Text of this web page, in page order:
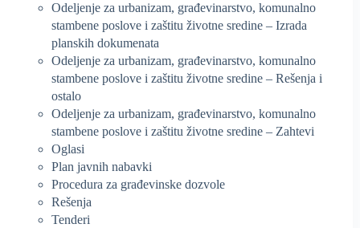
Odeljenje za urbanizam, građevinarstvo, komunalno
stambene poslove i zaštitu životne sredine – Izrada
planskih dokumenata
Odeljenje za urbanizam, građevinarstvo, komunalno
stambene poslove i zaštitu životne sredine – Rešenja i
ostalo
Odeljenje za urbanizam, građevinarstvo, komunalno
stambene poslove i zaštitu životne sredine – Zahtevi
Oglasi
Plan javnih nabavki
Procedura za građevinske dozvole
Rešenja
Tenderi